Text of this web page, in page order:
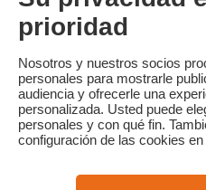
Familytrip
¿Quiénes somos?
Condiciones
Lo que la prensa dice de nosotros
Pago seguro
prioridad
Nosotros y nuestros socios
personales para mostrarle
audiencia y ofrecerle una
personalizada. Usted puede
personales y con qué fin.
configuración de las cookies